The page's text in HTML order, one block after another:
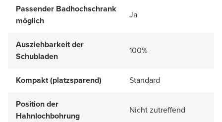
Passender Badhochschrank
möglich
Ja
Ausziehbarkeit der
Schubladen
100%
Kompakt (platzsparend) Standard
Position der
Hahnlochbohrung
Nicht zutreffend